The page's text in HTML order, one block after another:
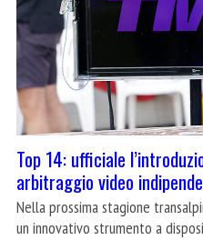
Top 14: ufficiale
arbitraggio video
Nella prossima stagione
un innovativo strumento a